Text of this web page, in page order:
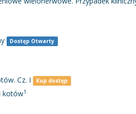
Dostęp Otwarty
Cz. I Kup dostęp
kotów1